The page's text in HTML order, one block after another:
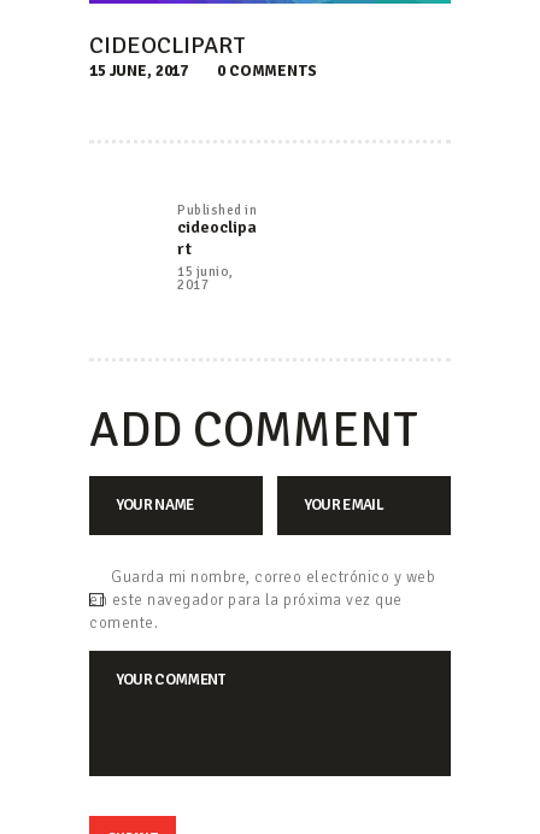
CIDEOCLIPART
15 JUNE, 2017 0 COMMENTS
ENTRADAS
Published in
cideoclipa
rt
15 junio,
2017
ADD COMMENT
Guarda mi nombre, correo electrónico y web
en este navegador para la próxima vez que
comente.